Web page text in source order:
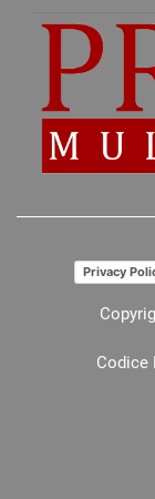
Privacy
Codice